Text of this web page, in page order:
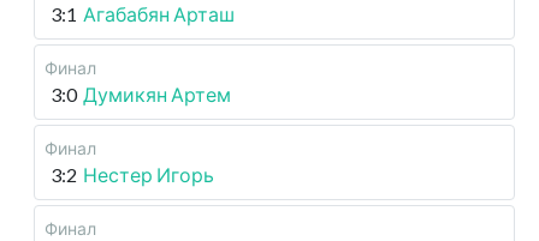
3:1 Агабабян Арташ
Финал
3:0 Думикян Артем
Финал
3:2 Нестер Игорь
Финал